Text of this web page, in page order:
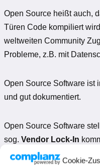
Cookie-
Open Source heißt auch,
Türen Code kompiliert
weltweiten Community
Probleme, z.B. mit
Open Source Software ist
und gut dokumentiert.
Open Source Software
sog. Vendor Lock-In
Abhängigkeit von einem